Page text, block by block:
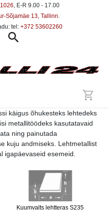
, E-R 9.00 - 17.00
Sõjamäe 13, Tallinn.
tel: +372 53602260
käigus õhukesteks lehtedeks
metallitöödeks kasutatavaid
ning painutada
kuju andmiseks. Lehtmetallist
igapäevaseid esemeid.
Kuumvalts lehtteras S235